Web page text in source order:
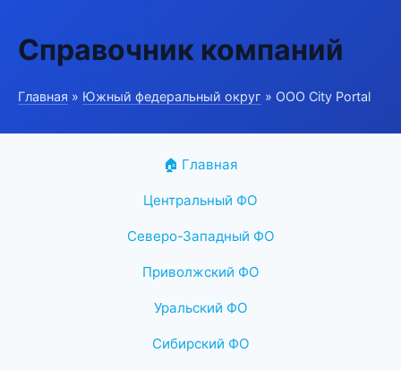
Справочник компаний
Главная » Южный федеральный округ » ООО City Portal
🏠 Главная
Центральный ФО
Северо-Западный ФО
Приволжский ФО
Уральский ФО
Сибирский ФО